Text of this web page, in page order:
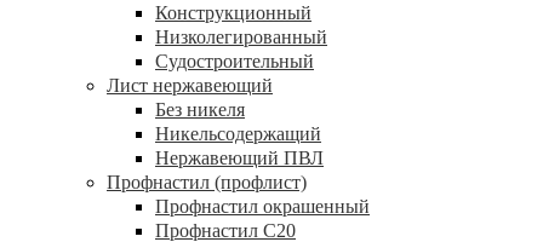
Конструкционный
Низколегированный
Судостроительный
Лист нержавеющий
Без никеля
Никельсодержащий
Нержавеющий ПВЛ
Профнастил (профлист)
Профнастил окрашенный
Профнастил С20